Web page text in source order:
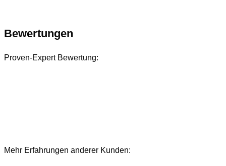
Bewertungen
Proven-Expert Bewertung:
Mehr Erfahrungen anderer Kunden: